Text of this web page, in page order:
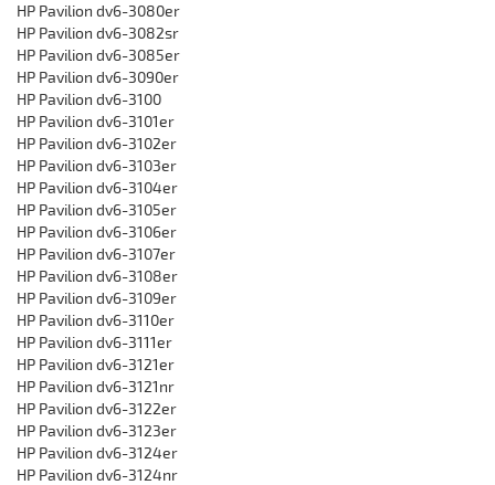
HP Pavilion dv6-3080er
HP Pavilion dv6-3082sr
HP Pavilion dv6-3085er
HP Pavilion dv6-3090er
HP Pavilion dv6-3100
HP Pavilion dv6-3101er
HP Pavilion dv6-3102er
HP Pavilion dv6-3103er
HP Pavilion dv6-3104er
HP Pavilion dv6-3105er
HP Pavilion dv6-3106er
HP Pavilion dv6-3107er
HP Pavilion dv6-3108er
HP Pavilion dv6-3109er
HP Pavilion dv6-3110er
HP Pavilion dv6-3111er
HP Pavilion dv6-3121er
HP Pavilion dv6-3121nr
HP Pavilion dv6-3122er
HP Pavilion dv6-3123er
HP Pavilion dv6-3124er
HP Pavilion dv6-3124nr